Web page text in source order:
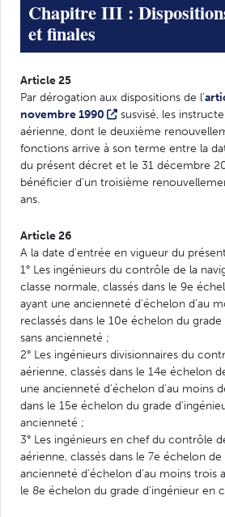
Chapitre III :
et finales
Article 25
Par dérogation aux dispositions de l'
novembre 1990
susvisé, les
aérienne, dont le deuxième
fonctions arrive à son terme entre la
du présent décret et le 31 décembre
bénéficier d'un troisième
ans.
Article 26
A la date d'entrée en vigueur du
1° Les ingénieurs du contrôle de la
classe normale, classés dans le 9e
ayant une ancienneté d'échelon d'au
reclassés dans le 10e échelon du
sans ancienneté ;
2° Les ingénieurs divisionnaires du
aérienne, classés dans le 14e échelon
une ancienneté d'échelon d'au moins
dans le 15e échelon du grade
ancienneté ;
3° Les ingénieurs en chef du contrôle
aérienne, classés dans le 7e échelon
ancienneté d'échelon d'au moins trois
le 8e échelon du grade d'ingénieur en